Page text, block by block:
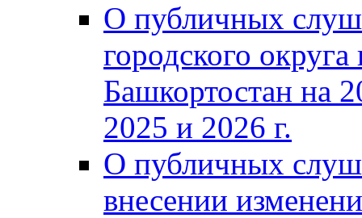
О публичных
городского
Башкортостан на
2025 и 2026 г.
О публичных
внесении